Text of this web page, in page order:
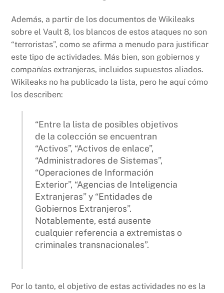
Además, a partir de los documentos de Wikileaks
sobre el Vault 8, los blancos de estos ataques no son
“terroristas”, como se afirma a menudo para justificar
este tipo de actividades. Más bien, son gobiernos y
compañías extranjeras, incluidos supuestos aliados.
Wikileaks no ha publicado la lista, pero he aquí cómo
los describen:
“Entre la lista de posibles objetivos
de la colección se encuentran
“Activos”, “Activos de enlace”,
“Administradores de Sistemas”,
“Operaciones de Información
Exterior”, “Agencias de Inteligencia
Extranjeras” y “Entidades de
Gobiernos Extranjeros”.
Notablemente, está ausente
cualquier referencia a extremistas o
criminales transnacionales”.
Por lo tanto, el objetivo de estas actividades no es la